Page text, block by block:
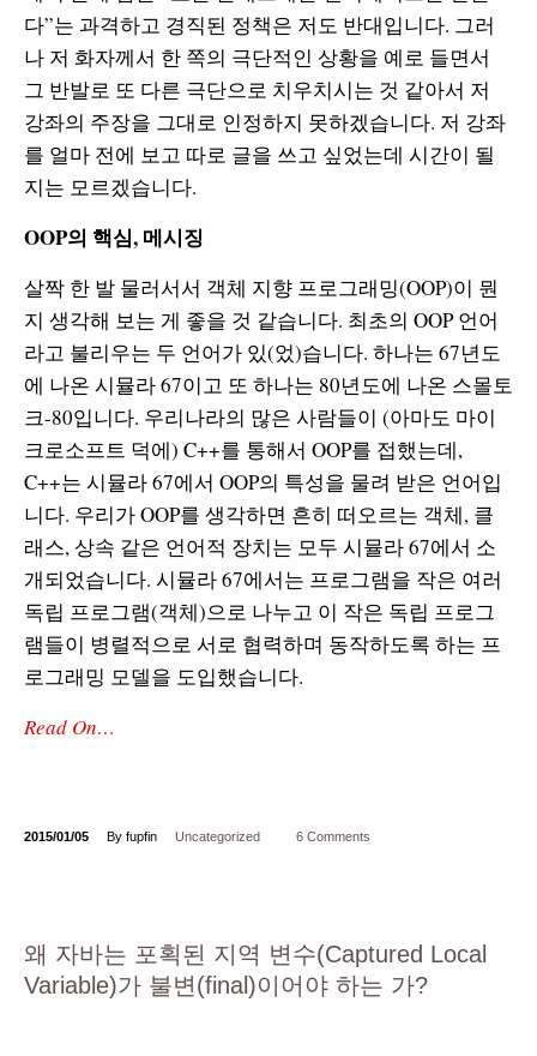
다”는 과격하고 경직된 정책은 저도 반대입니다. 그러
나 저 화자께서 한 쪽의 극단적인 상황을 예로 들면서
그 반발로 또 다른 극단으로 치우치시는 것 같아서 저
강좌의 주장을 그대로 인정하지 못하겠습니다. 저 강좌
를 얼마 전에 보고 따로 글을 쓰고 싶었는데 시간이 될
지는 모르겠습니다.
OOP의 핵심, 메시징
살짝 한 발 물러서서 객체 지향 프로그래밍(OOP)이 뭔
지 생각해 보는 게 좋을 것 같습니다. 최초의 OOP 언어
라고 불리우는 두 언어가 있(었)습니다. 하나는 67년도
에 나온 시뮬라 67이고 또 하나는 80년도에 나온 스몰토
크-80입니다. 우리나라의 많은 사람들이 (아마도 마이
크로소프트 덕에) C++를 통해서 OOP를 접했는데,
C++는 시뮬라 67에서 OOP의 특성을 물려 받은 언어입
니다. 우리가 OOP를 생각하면 흔히 떠오르는 객체, 클
래스, 상속 같은 언어적 장치는 모두 시뮬라 67에서 소
개되었습니다. 시뮬라 67에서는 프로그램을 작은 여러
독립 프로그램(객체)으로 나누고 이 작은 독립 프로그
램들이 병렬적으로 서로 협력하며 동작하도록 하는 프
로그래밍 모델을 도입했습니다.
Read On…
2015/01/05 By fupfin Uncategorized 6 Comments
왜 자바는 포획된 지역 변수(Captured Local
Variable)가 불변(final)이어야 하는 가?